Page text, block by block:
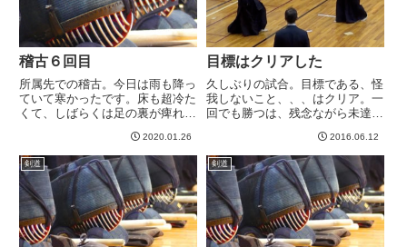
稽古６回目
所属先での稽古。今日は雨も降っ
ていて寒かったです。床も超冷た
くて、しばらくは足の裏が痺れる
っぷり素振りに足捌き練から面を
つけ、基本練習〜技練習。その
後、４〜５段受験者がおおいた
め、審査稽古に。５段を受ける人
の...
2020.01.26
目標はクリアした
久しぶりの試合。目標である、怪
我しないこと、、、はクリア。一
回でも勝つは、残念ながら未達成
いろいろ思い返しておきます。試
合開始してすぐに、お相手からの
「打たれるかも？」というプレッ
シャーはあまり感じないことに...
2016.06.12
剣道 剣道